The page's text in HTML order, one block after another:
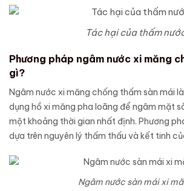
Tác hại của thấm
Phương pháp ngâm nước xi măng
gì?
Ngâm nước xi măng chống thấm sàn mái
dụng hồ xi măng pha loãng để ngâm mặt
một khoảng thời gian nhất định. Phương
dựa trên nguyên lý thấm thấu và kết tinh
Ngâm nước sàn mái xi